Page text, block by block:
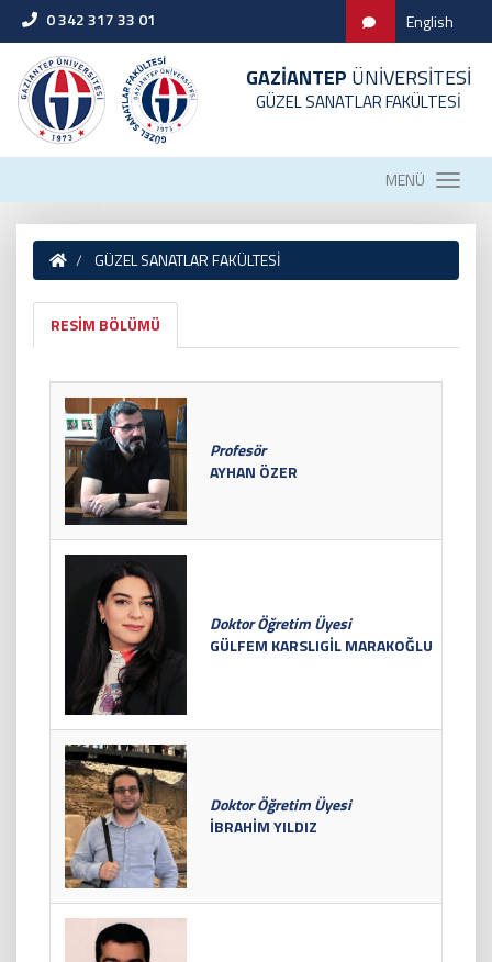
0 342 317 33 01 English
GAZİANTEP ÜNİVERSİTESİ
GÜZEL SANATLAR FAKÜLTESİ
MENÜ
GÜZEL SANATLAR FAKÜLTESİ
RESİM BÖLÜMÜ
Profesör
AYHAN ÖZER
Doktor Öğretim Üyesi
GÜLFEM KARSLIGİL MARAKOĞLU
Doktor Öğretim Üyesi
İBRAHİM YILDIZ